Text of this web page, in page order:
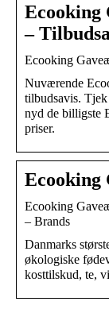
Ecooking
–
Ecooking
Nuværende
tilbudsavis.
nyd de billigste
priser.
Ecooking
Ecooking
– Brands
Danmarks
økologiske
kosttilskud, te,